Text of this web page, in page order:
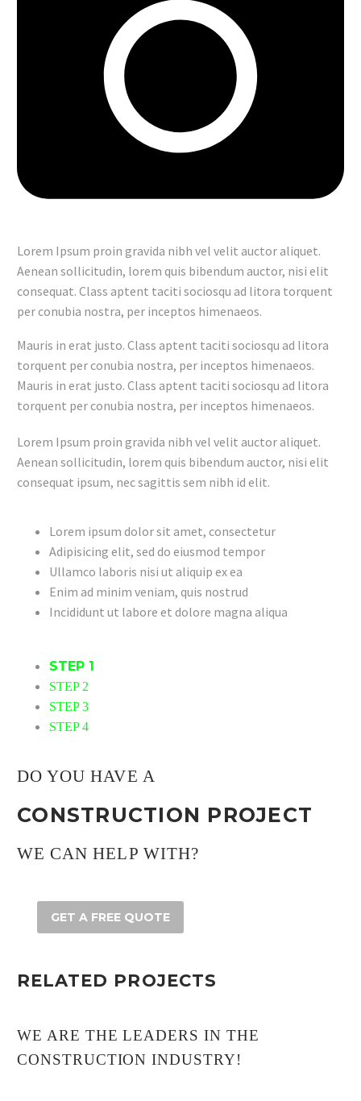
Lorem Ipsum proin gravida nibh vel velit auctor aliquet.
Aenean sollicitudin, lorem quis bibendum auctor, nisi elit
consequat. Class aptent taciti sociosqu ad litora torquent
per conubia nostra, per inceptos himenaeos.
Mauris in erat justo. Class aptent taciti sociosqu ad litora
torquent per conubia nostra, per inceptos himenaeos.
Mauris in erat justo. Class aptent taciti sociosqu ad litora
torquent per conubia nostra, per inceptos himenaeos.
Lorem Ipsum proin gravida nibh vel velit auctor aliquet.
Aenean sollicitudin, lorem quis bibendum auctor, nisi elit
consequat ipsum, nec sagittis sem nibh id elit.
Lorem ipsum dolor sit amet, consectetur
Adipisicing elit, sed do eiusmod tempor
Ullamco laboris nisi ut aliquip ex ea
Enim ad minim veniam, quis nostrud
Incididunt ut labore et dolore magna aliqua
STEP 1
STEP 2
STEP 3
STEP 4
DO YOU HAVE A
CONSTRUCTION PROJECT
WE CAN HELP WITH?
GET A FREE QUOTE
RELATED PROJECTS
WE ARE THE LEADERS IN THE
CONSTRUCTION INDUSTRY!